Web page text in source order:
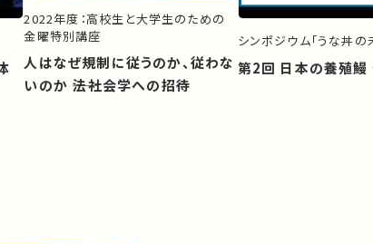
2022年度：高校生と大学生のための
金曜特別講座
人はなぜ規制に従うのか、従わな
いのか ――法社会学への招待
シンポジウム「うな丼の
第2回 日本の養殖